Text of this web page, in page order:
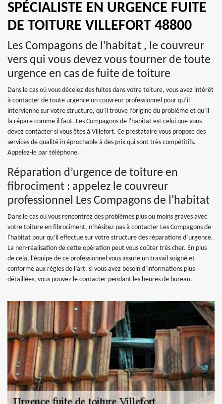
SPÉCIALISTE EN URGENCE FUITE
DE TOITURE VILLEFORT 48800
Les Compagons de l'habitat , le couvreur
vers qui vous devez vous tourner de toute
urgence en cas de fuite de toiture
Dans le cas où vous décelez des fuites dans votre toiture, vous avez intérêt
à contacter de toute urgence un couvreur professionnel pour qu’il
intervienne sur votre structure, qu’il trouve l’origine du problème et qu’il
la répare comme il faut. Les Compagons de l'habitat est celui que vous
devez contacter si vous êtes à Villefort. Ce prestataire vous propose des
services de qualité irréprochable à des prix qui sont très compétitifs.
Appelez-le par téléphone.
Réparation d’urgence de toiture en
fibrociment : appelez le couvreur
professionnel Les Compagons de l'habitat
Dans le cas où vous rencontrez des problèmes plus ou moins graves avec
votre toiture en fibrociment, n’hésitez pas à contacter Les Compagons de
l'habitat pour qu’il effectue sur votre structure des réparations d’urgence.
La non-réalisation de cette opération peut vous coûter très cher. En plus
de cela, l’équipe de ce professionnel vous assure un travail soigné et
conforme aux règles de l’art. si vous avez besoin d’informations plus
détaillées, vous pouvez le contacter pendant les heures de bureau.